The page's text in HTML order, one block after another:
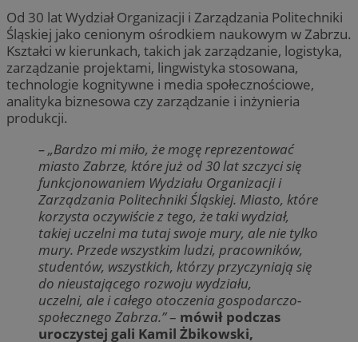
Od 30 lat Wydział Organizacji i Zarządzania Politechniki
Śląskiej jako cenionym ośrodkiem naukowym w Zabrzu.
Kształci w kierunkach, takich jak zarządzanie, logistyka,
zarządzanie projektami, lingwistyka stosowana,
technologie kognitywne i media społecznościowe,
analityka biznesowa czy zarządzanie i inżynieria
produkcji.
– „Bardzo mi miło, że mogę reprezentować
miasto Zabrze, które już od 30 lat szczyci się
funkcjonowaniem Wydziału Organizacji i
Zarządzania Politechniki Śląskiej. Miasto, które
korzysta oczywiście z tego, że taki wydział,
takiej uczelni ma tutaj swoje mury, ale nie tylko
mury. Przede wszystkim ludzi, pracowników,
studentów, wszystkich, którzy przyczyniają się
do nieustającego rozwoju wydziału,
uczelni, ale i całego otoczenia gospodarczo-
społecznego Zabrza.”– mówił podczas
uroczystej gali Kamil Żbikowski,